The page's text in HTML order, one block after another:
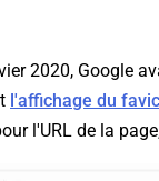
2020, Google
l'affichage du
l'URL de la